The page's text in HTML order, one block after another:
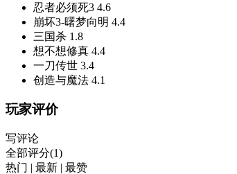
忍者必须死3 4.6
崩坏3-曙梦向明 4.4
三国杀 1.8
想不想修真 4.4
一刀传世 3.4
创造与魔法 4.1
玩家评价
写评论
全部评分(1)
热门 | 最新 | 最赞